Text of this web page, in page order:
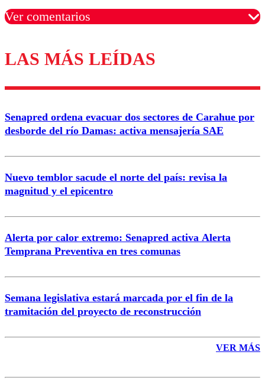
Ver comentarios
Los comentarios son moderados para garantizar un
diálogo respetuoso.
Nombre
Correo
LAS MÁS LEÍDAS
Senapred ordena evacuar dos sectores de Carahue por
desborde del río Damas: activa mensajería SAE
Nuevo temblor sacude el norte del país: revisa la
magnitud y el epicentro
Alerta por calor extremo: Senapred activa Alerta
Temprana Preventiva en tres comunas
Semana legislativa estará marcada por el fin de la
tramitación del proyecto de reconstrucción
VER MÁS